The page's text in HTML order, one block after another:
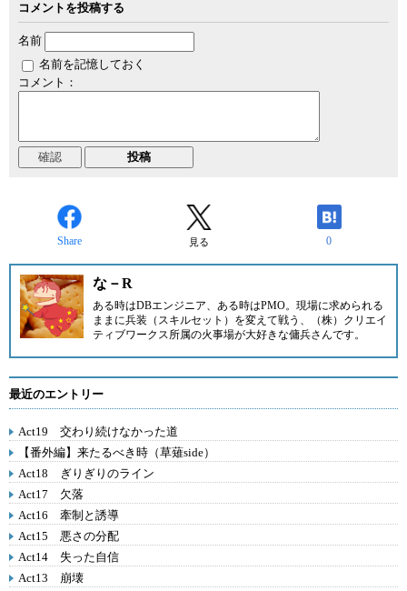
コメントを投稿する
名前
名前を記憶しておく
コメント：
Share 見る 0
な－R
ある時はDBエンジニア、ある時はPMO。現場に求められる
ままに兵装（スキルセット）を変えて戦う、（株）クリエイ
ティブワークス所属の火事場が大好きな傭兵さんです。
最近のエントリー
Act19 交わり続けなかった道
【番外編】来たるべき時（草薙side）
Act18 ぎりぎりのライン
Act17 欠落
Act16 牽制と誘導
Act15 悪さの分配
Act14 失った自信
Act13 崩壊